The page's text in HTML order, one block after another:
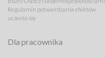
Regulamin potwierdzania efektów
uczenia się
Dla pracownika